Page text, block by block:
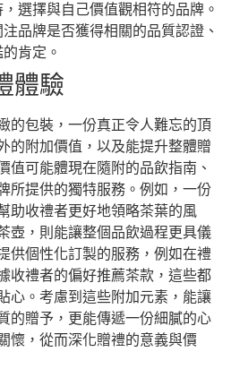
選擇與自己價值觀相符的品牌。
注品牌是否獲得相關的品質認證、
肯定。
體驗
的包裝，一份真正令人難忘的頂
的附加價值，以及能提升整體贈
值可能體現在隨附的品飲指南、
所提供的獨特服務。例如，一份
助收禮者更好地領略茶葉的風
壺，則能讓整個品飲過程更具儀
供個性化訂製的服務，例如在禮
收禮者的偏好推薦茶款，這些都
心。考慮到這些附加元素，能讓
的贈予，更能傳遞一份細膩的心
懷，從而深化贈禮的意義與價